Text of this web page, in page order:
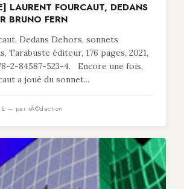
LAURENT FOURCAUT, DEDANS
BRUNO FERN
Dedans Dehors, sonnets
Tarabuste éditeur, 176 pages, 2021,
2-84587-523-4. Encore une fois,
a joué du sonnet...
— par rÃ©daction